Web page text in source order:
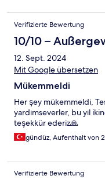
Verifizierte Bewertung
10/10 –
12. Sept. 2024
Mit Google übersetzen
Mükemmeldi
Her şey mükemmeldi,
yardımseverler, bu yıl
teşekkür ederiz🙏
gündüz, Aufenthalt von
Verifizierte Bewertung